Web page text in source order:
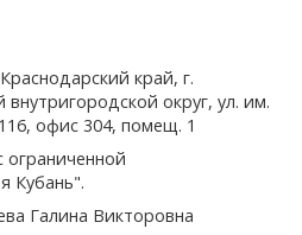
край, г.
округ, ул. им.
офис 304, помещ. 1
Кубань".
Галина Викторовна